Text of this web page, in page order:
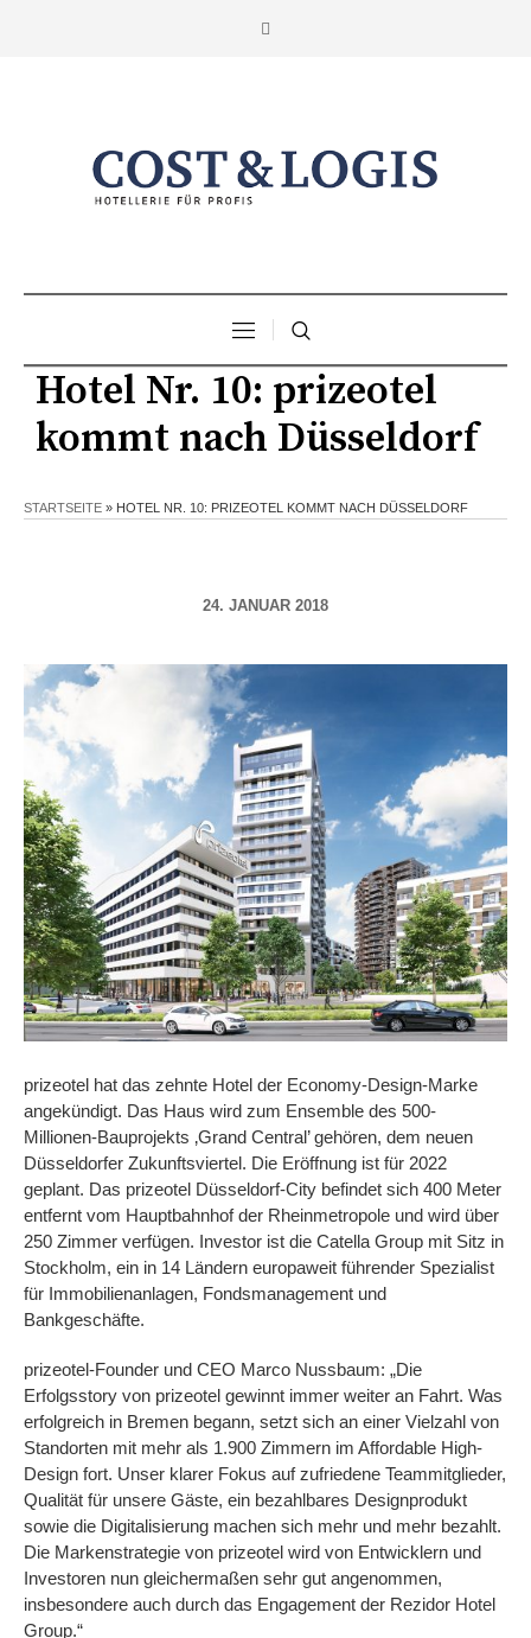
Hotel Nr. 10: prizeotel
kommt nach Düsseldorf
STARTSEITE » HOTEL NR. 10: PRIZEOTEL KOMMT NACH DÜSSELDORF
24. JANUAR 2018
prizeotel hat das zehnte Hotel der Economy-Design-Marke
angekündigt. Das Haus wird zum Ensemble des 500-
Millionen-Bauprojekts ‚Grand Central’ gehören, dem neuen
Düsseldorfer Zukunftsviertel. Die Eröffnung ist für 2022
geplant. Das prizeotel Düsseldorf-City befindet sich 400 Meter
entfernt vom Hauptbahnhof der Rheinmetropole und wird über
250 Zimmer verfügen. Investor ist die Catella Group mit Sitz in
Stockholm, ein in 14 Ländern europaweit führender Spezialist
für Immobilienanlagen, Fondsmanagement und
Bankgeschäfte.
prizeotel-Founder und CEO Marco Nussbaum: „Die
Erfolgsstory von prizeotel gewinnt immer weiter an Fahrt. Was
erfolgreich in Bremen begann, setzt sich an einer Vielzahl von
Standorten mit mehr als 1.900 Zimmern im Affordable High-
Design fort. Unser klarer Fokus auf zufriedene Teammitglieder,
Qualität für unsere Gäste, ein bezahlbares Designprodukt
sowie die Digitalisierung machen sich mehr und mehr bezahlt.
Die Markenstrategie von prizeotel wird von Entwicklern und
Investoren nun gleichermaßen sehr gut angenommen,
insbesondere auch durch das Engagement der Rezidor Hotel
Group.“